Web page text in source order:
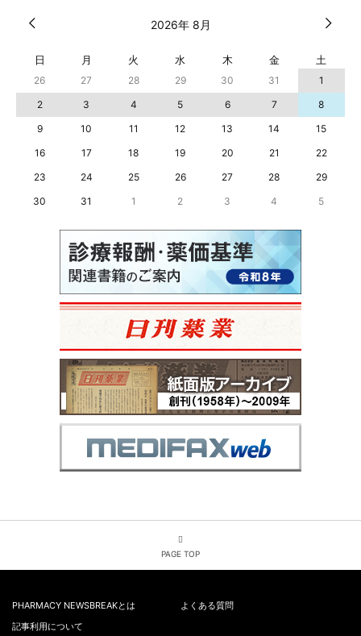
2026年 8月
日 月 火 水 木 金 土
26 27 28 29 30 31
1
2
3 4 5 6 7
8
9
10 11 12 13 14
15
16
17 18 19 20 21
22
23
24 25 26 27 28
29
30
31 1 2 3 4 5
PAGE TOP
PHARMACY NEWSBREAKとは
よくある質問
記事利用について